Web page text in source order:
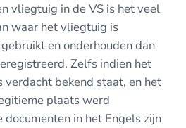
vliegtuig in de VS is het veel
waar het vliegtuig is
en onderhouden dan
Zelfs indien het
verdacht bekend staat, en het
plaats werd
in het Engels zijn